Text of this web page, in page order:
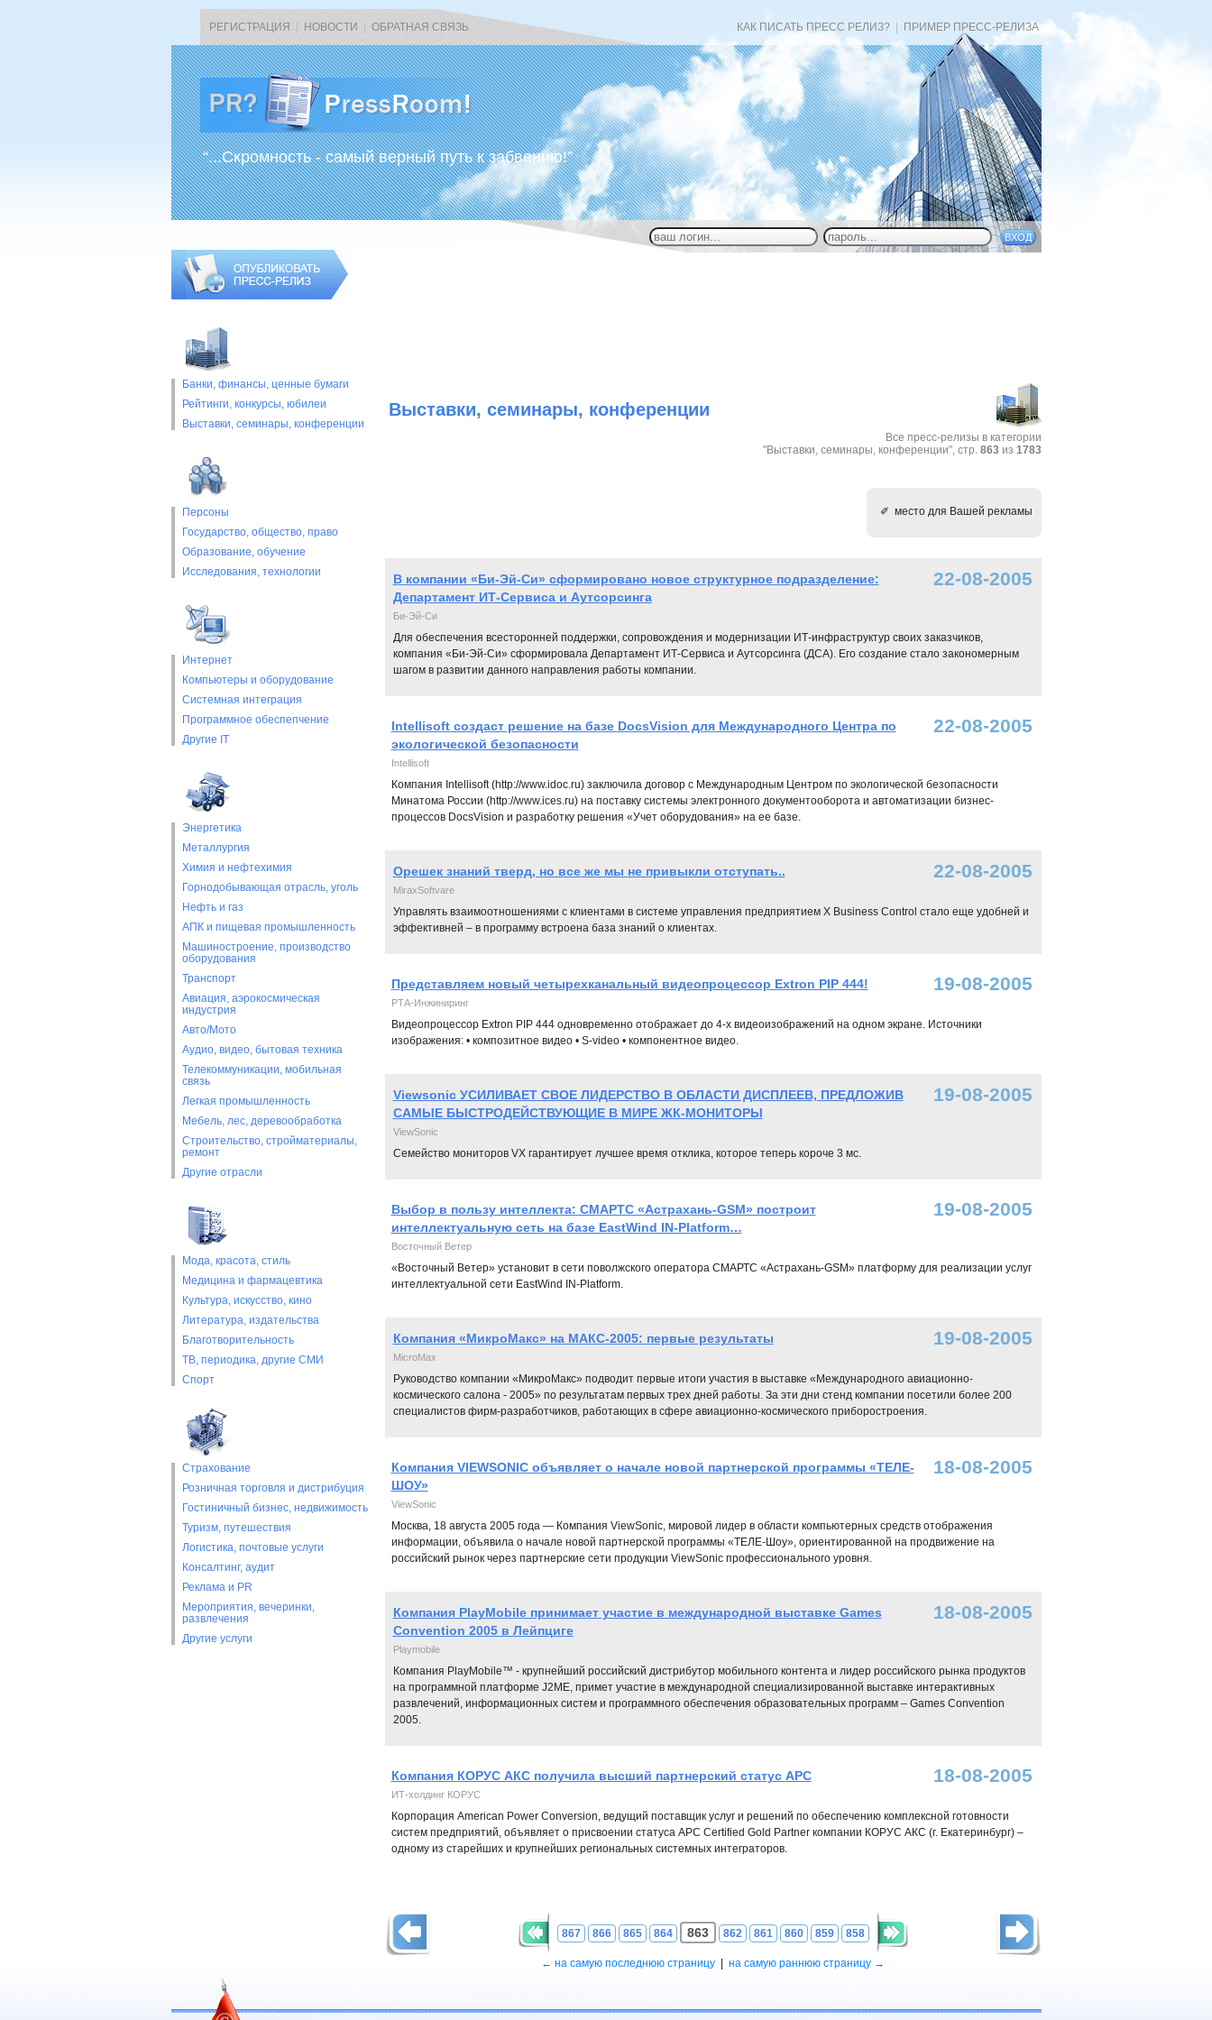
РЕГИСТРАЦИЯ НОВОСТИ ОБРАТНАЯ СВЯЗЬ КАК ПИСАТЬ ПРЕСС РЕЛИЗ? ПРИМЕР ПРЕСС-РЕЛИЗА
“...Скромность - самый верный путь к забвению!”
Банки, финансы, ценные бумаги
Рейтинги, конкурсы, юбилеи
Выставки, cеминары, конференции
Персоны
Государство, общество, право
Образование, обучение
Исследования, технологии
Интернет
Компьютеры и оборудование
Системная интеграция
Программное обеспепчение
Другие IT
Энергетика
Металлургия
Химия и нефтехимия
Горнодобывающая отрасль, уголь
Нефть и газ
АПК и пищевая промышленность
Машиностроение, производство
оборудования
Транспорт
Авиация, аэрокосмическая
индустрия
Авто/Мото
Аудио, видео, бытовая техника
Телекоммуникации, мобильная
связь
Легкая промышленность
Мебель, лес, деревообработка
Строительство, стройматериалы,
ремонт
Другие отрасли
Мода, красота, стиль
Медицина и фармацевтика
Культура, искусство, кино
Литература, издательства
Благотворительность
ТВ, периодика, другие СМИ
Спорт
Страхование
Розничная торговля и дистрибуция
Гостиничный бизнес, недвижимость
Туризм, путешествия
Логистика, почтовые услуги
Консалтинг, аудит
Реклама и PR
Мероприятия, вечеринки,
развлечения
Другие услуги
Выставки, cеминары, конференции
Все пресс-релизы в категории
"Выставки, cеминары, конференции", стр. 863из 1783
✐ место для Вашей рекламы
В компании «Би-Эй-Си» сформировано новое структурное подразделение:
Департамент ИТ-Сервиса и Аутсорсинга
22-08-2005
Би-Эй-Си
Для обеспечения всесторонней поддержки, сопровождения и модернизации ИТ-инфраструктур своих заказчиков,
компания «Би-Эй-Си» сформировала Департамент ИТ-Сервиса и Аутсорсинга (ДСА). Его создание стало закономерным
шагом в развитии данного направления работы компании.
Intellisoft создаст решение на базе DocsVision для Международного Центра по
экологической безопасности
22-08-2005
Intellisoft
Компания Intellisoft (http://www.idoc.ru) заключила договор с Международным Центром по экологической безопасности
Минатома России (http://www.ices.ru) на поставку системы электронного документооборота и автоматизации бизнес-
процессов DocsVision и разработку решения «Учет оборудования» на ее базе.
Орешек знаний тверд, но все же мы не привыкли отступать.. 22-08-2005
MiraxSoftvare
Управлять взаимоотношениями с клиентами в системе управления предприятием X Business Control стало еще удобней и
эффективней – в программу встроена база знаний о клиентах.
Представляем новый четырехканальный видеопроцессор Extron PIP 444! 19-08-2005
РТА-Инжиниринг
Видеопроцессор Extron PIP 444 одновременно отображает до 4-х видеоизображений на одном экране. Источники
изображения: • композитное видео • S-video • компонентное видео.
Viewsonic УСИЛИВАЕТ СВОЕ ЛИДЕРСТВО В ОБЛАСТИ ДИСПЛЕЕВ, ПРЕДЛОЖИВ
САМЫЕ БЫСТРОДЕЙСТВУЮЩИЕ В МИРЕ ЖК-МОНИТОРЫ
19-08-2005
ViewSonic
Семейство мониторов VX гарантирует лучшее время отклика, которое теперь короче 3 мс.
Выбор в пользу интеллекта: СМАРТС «Астрахань-GSM» построит
интеллектуальную сеть на базе EastWind IN-Platform…
19-08-2005
Восточный Ветер
«Восточный Ветер» установит в сети поволжского оператора СМАРТС «Астрахань-GSM» платформу для реализации услуг
интеллектуальной сети EastWind IN-Platform.
Компания «МикроМакс» на МАКС-2005: первые результаты 19-08-2005
MicroMax
Руководство компании «МикроМакс» подводит первые итоги участия в выставке «Международного авиационно-
космического салона - 2005» по результатам первых трех дней работы. За эти дни стенд компании посетили более 200
специалистов фирм-разработчиков, работающих в сфере авиационно-космического приборостроения.
Компания VIEWSONIC объявляет о начале новой партнерской программы «ТЕЛЕ-
ШОУ»
18-08-2005
ViewSonic
Москва, 18 августа 2005 года — Компания ViewSonic, мировой лидер в области компьютерных средств отображения
информации, объявила о начале новой партнерской программы «ТЕЛЕ-Шоу», ориентированной на продвижение на
российский рынок через партнерские сети продукции ViewSonic профессионального уровня.
Компания PlayMobile принимает участие в международной выставке Games
Convention 2005 в Лейпциге
18-08-2005
Playmobile
Компания PlayMobile™ - крупнейший российский дистрибутор мобильного контента и лидер российского рынка продуктов
на программной платформе J2ME, примет участие в международной специализированной выставке интерактивных
развлечений, информационных систем и программного обеспечения образовательных программ – Games Convention
2005.
Компания КОРУС АКС получила высший партнерский статус АРС 18-08-2005
ИТ-холдинг КОРУС
Корпорация American Power Conversion, ведущий поставщик услуг и решений по обеспечению комплексной готовности
систем предприятий, объявляет о присвоении статуса APC Certified Gold Partner компании КОРУС АКС (г. Екатеринбург) –
одному из старейших и крупнейших региональных системных интеграторов.
867 866 865 864 863 862 861 860 859 858
← на самую последнюю страницу на самую раннюю страницу →